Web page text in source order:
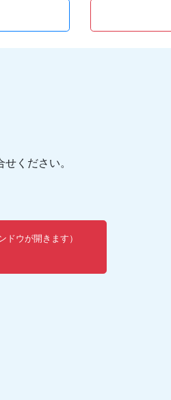
ください。
ドウが開きます）